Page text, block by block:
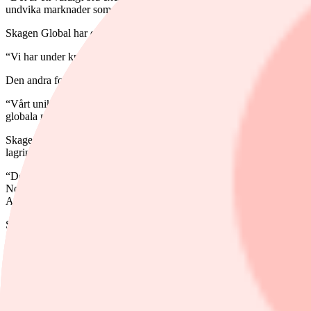
undvika marknader som är svaga just nu eller branscher som vi inte
Skagen Global har en god likviditet för att kunna investera i nya
“Vi har under krisen hittat flera intressanta nya möjligheter”, säger hon.
Den andra fonden är Skagen m2, en fond som ger tillgång till den
“Vårt unika globala mandat gör att vi enkelt kan investera där det är
globala mandat oss en möjlighet att investera i bolagstyper som inte
Skagen har identifierat flera stora trender som gynnar
lagringsmöjligheter. En annan stor trend är e-handeln, vilket innebär
“De här stora trenderna kommer att påverka världen under en lång
Norden eller Europa, men med vårt mandat spelar det ingen roll. Vi
Alexandra Morris.
Spara i Skagen Global här